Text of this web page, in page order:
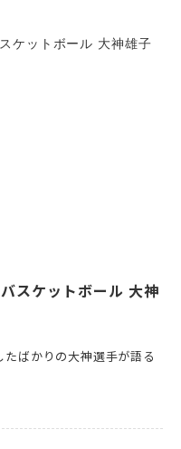
スケットボール 大神
ばかりの大神選手が語る